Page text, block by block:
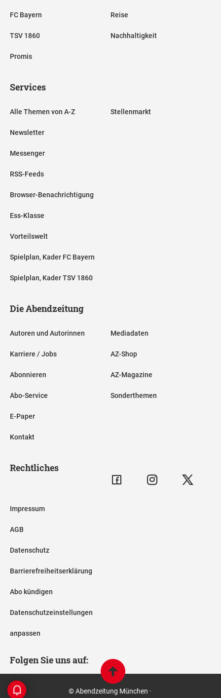
FC Bayern
TSV 1860
Promis
Reise
Nachhaltigkeit
Services
Alle Themen von A-Z
Newsletter
Messenger
RSS-Feeds
Browser-Benachrichtigung
Ess-Klasse
Vorteilswelt
Spielplan, Kader FC Bayern
Spielplan, Kader TSV 1860
Stellenmarkt
Die Abendzeitung
Autoren und Autorinnen
Karriere / Jobs
Abonnieren
Abo-Service
E-Paper
Kontakt
Mediadaten
AZ-Shop
AZ-Magazine
Sonderthemen
Rechtliches
Impressum
AGB
Datenschutz
Barrierefreiheitserklärung
Abo kündigen
Datenschutzeinstellungen
anpassen
Folgen Sie uns auf:
© Abendzeitung München ·